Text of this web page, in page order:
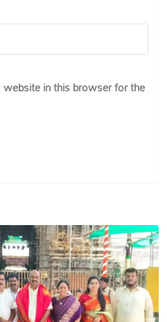
in this browser for the